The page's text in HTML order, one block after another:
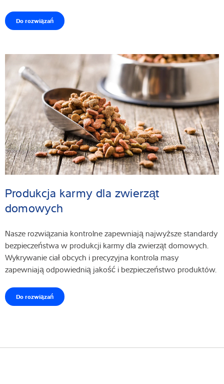
Do rozwiązań
Produkcja karmy dla zwierząt
domowych
Nasze rozwiązania kontrolne zapewniają najwyższe standardy
bezpieczeństwa w produkcji karmy dla zwierząt domowych.
Wykrywanie ciał obcych i precyzyjna kontrola masy
zapewniają odpowiednią jakość i bezpieczeństwo produktów.
Do rozwiązań